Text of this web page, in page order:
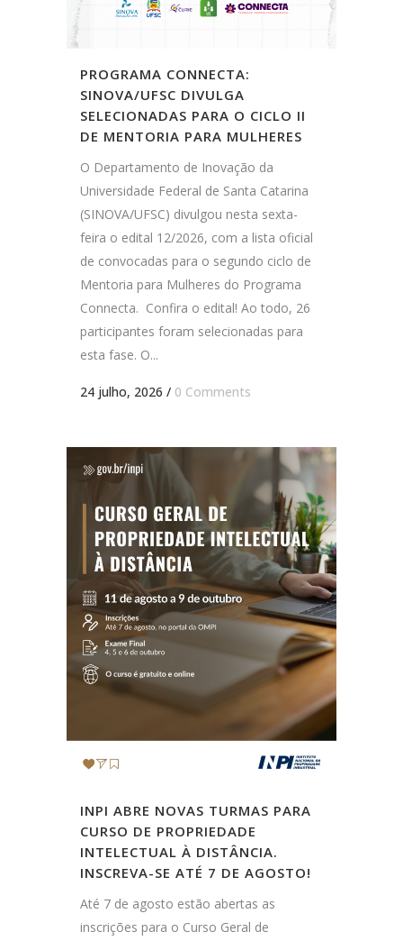
PROGRAMA CONNECTA:
SINOVA/UFSC DIVULGA
SELECIONADAS PARA O CICLO II
DE MENTORIA PARA MULHERES
O Departamento de Inovação da
Universidade Federal de Santa Catarina
(SINOVA/UFSC) divulgou nesta sexta-
feira o edital 12/2026, com a lista oficial
de convocadas para o segundo ciclo de
Mentoria para Mulheres do Programa
Connecta. Confira o edital! Ao todo, 26
participantes foram selecionadas para
esta fase. O...
24 julho, 2026 / 0 Comments
INPI ABRE NOVAS TURMAS PARA
CURSO DE PROPRIEDADE
INTELECTUAL À DISTÂNCIA.
INSCREVA-SE ATÉ 7 DE AGOSTO!
Até 7 de agosto estão abertas as
inscrições para o Curso Geral de